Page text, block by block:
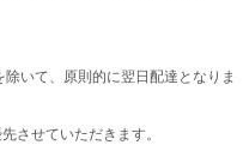
いて、原則的に翌日配達となりま
させていただきます。